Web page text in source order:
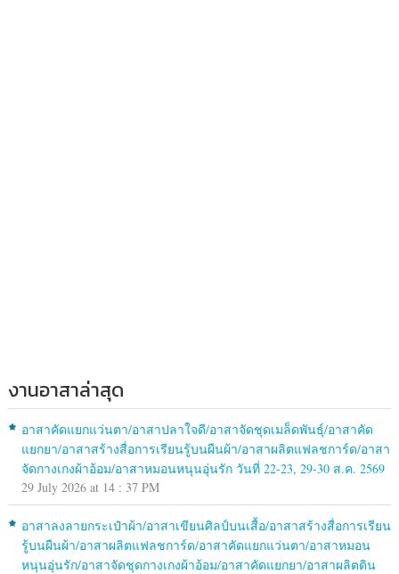
งานอาสาล่าสุด
อาสาคัดแยกแว่นตา/อาสาปลาใจดี/อาสาจัดชุดเมล็ดพันธุ์/อาสาคัด
แยกยา/อาสาสร้างสื่อการเรียนรู้บนผืนผ้า/อาสาผลิตแฟลชการ์ด/อาสา
จัดกางเกงผ้าอ้อม/อาสาหมอนหนุนอุ่นรัก วันที่ 22-23, 29-30 ส.ค. 2569
29 July 2026 at 14 : 37 PM
อาสาลงลายกระเป๋าผ้า/อาสาเขียนศิลป์บนเสื้อ/อาสาสร้างสื่อการเรียน
รู้บนผืนผ้า/อาสาผลิตแฟลชการ์ด/อาสาคัดแยกแว่นตา/อาสาหมอน
หนุนอุ่นรัก/อาสาจัดชุดกางเกงผ้าอ้อม/อาสาคัดแยกยา/อาสาผลิตดิน